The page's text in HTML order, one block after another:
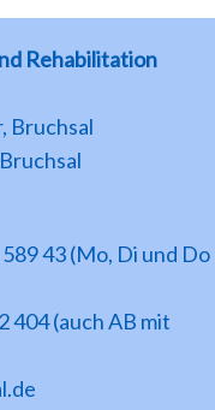
Rehabilitation
Bruchsal
43 (Mo, Di und Do
404 (auch AB mit